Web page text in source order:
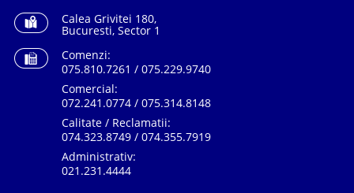
Calea Grivitei 180,
Bucuresti, Sector 1
Comenzi:
075.810.7261 / 075.229.9740
Comercial:
072.241.0774 / 075.314.8148
Calitate / Reclamatii:
074.323.8749 / 074.355.7919
Administrativ:
021.231.4444